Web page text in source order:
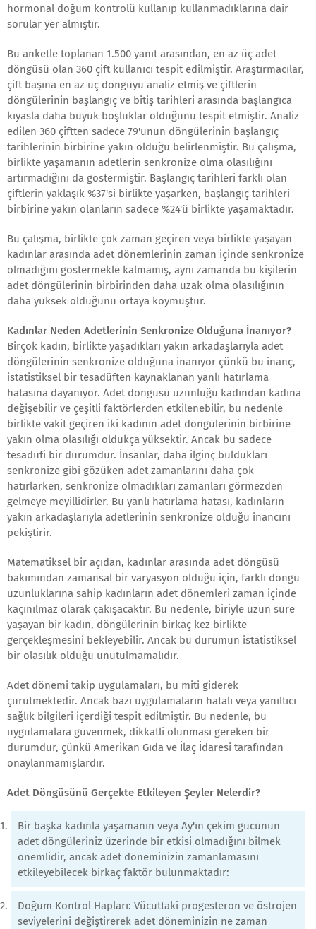
hormonal doğum kontrolü kullanıp kullanmadıklarına dair
sorular yer almıştır.
Bu anketle toplanan 1.500 yanıt arasından, en az üç adet
döngüsü olan 360 çift kullanıcı tespit edilmiştir. Araştırmacılar,
çift başına en az üç döngüyü analiz etmiş ve çiftlerin
döngülerinin başlangıç ve bitiş tarihleri arasında başlangıca
kıyasla daha büyük boşluklar olduğunu tespit etmiştir. Analiz
edilen 360 çiftten sadece 79'unun döngülerinin başlangıç
tarihlerinin birbirine yakın olduğu belirlenmiştir. Bu çalışma,
birlikte yaşamanın adetlerin senkronize olma olasılığını
artırmadığını da göstermiştir. Başlangıç tarihleri farklı olan
çiftlerin yaklaşık %37'si birlikte yaşarken, başlangıç tarihleri
birbirine yakın olanların sadece %24'ü birlikte yaşamaktadır.
Bu çalışma, birlikte çok zaman geçiren veya birlikte yaşayan
kadınlar arasında adet dönemlerinin zaman içinde senkronize
olmadığını göstermekle kalmamış, aynı zamanda bu kişilerin
adet döngülerinin birbirinden daha uzak olma olasılığının
daha yüksek olduğunu ortaya koymuştur.
Kadınlar Neden Adetlerinin Senkronize Olduğuna İnanıyor?
Birçok kadın, birlikte yaşadıkları yakın arkadaşlarıyla adet
döngülerinin senkronize olduğuna inanıyor çünkü bu inanç,
istatistiksel bir tesadüften kaynaklanan yanlı hatırlama
hatasına dayanıyor. Adet döngüsü uzunluğu kadından kadına
değişebilir ve çeşitli faktörlerden etkilenebilir, bu nedenle
birlikte vakit geçiren iki kadının adet döngülerinin birbirine
yakın olma olasılığı oldukça yüksektir. Ancak bu sadece
tesadüfi bir durumdur. İnsanlar, daha ilginç buldukları
senkronize gibi gözüken adet zamanlarını daha çok
hatırlarken, senkronize olmadıkları zamanları görmezden
gelmeye meyillidirler. Bu yanlı hatırlama hatası, kadınların
yakın arkadaşlarıyla adetlerinin senkronize olduğu inancını
pekiştirir.
Matematiksel bir açıdan, kadınlar arasında adet döngüsü
bakımından zamansal bir varyasyon olduğu için, farklı döngü
uzunluklarına sahip kadınların adet dönemleri zaman içinde
kaçınılmaz olarak çakışacaktır. Bu nedenle, biriyle uzun süre
yaşayan bir kadın, döngülerinin birkaç kez birlikte
gerçekleşmesini bekleyebilir. Ancak bu durumun istatistiksel
bir olasılık olduğu unutulmamalıdır.
Adet dönemi takip uygulamaları, bu miti giderek
çürütmektedir. Ancak bazı uygulamaların hatalı veya yanıltıcı
sağlık bilgileri içerdiği tespit edilmiştir. Bu nedenle, bu
uygulamalara güvenmek, dikkatli olunması gereken bir
durumdur, çünkü Amerikan Gıda ve İlaç İdaresi tarafından
onaylanmamışlardır.
Adet Döngüsünü Gerçekte Etkileyen Şeyler Nelerdir?
Bir başka kadınla yaşamanın veya Ay'ın çekim gücünün
adet döngüleriniz üzerinde bir etkisi olmadığını bilmek
önemlidir, ancak adet döneminizin zamanlamasını
etkileyebilecek birkaç faktör bulunmaktadır:
Doğum Kontrol Hapları: Vücuttaki progesteron ve östrojen
seviyelerini değiştirerek adet döneminizin ne zaman